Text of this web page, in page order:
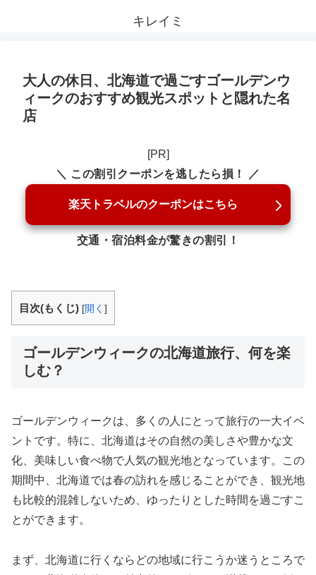
キレイミ
大人の休日、北海道で過ごすゴールデンウ
ィークのおすすめ観光スポットと隠れた名
店
[PR]
＼ この割引クーポンを逃したら損！ ／
楽天トラベルのクーポンはこちら
交通・宿泊料金が驚きの割引！
目次(もくじ) [開く ]
ゴールデンウィークの北海道旅行、何を楽
しむ？
ゴールデンウィークは、多くの人にとって旅行の一大イベ
ントです。特に、北海道はその自然の美しさや豊かな文
化、美味しい食べ物で人気の観光地となっています。この
期間中、北海道では春の訪れを感じることができ、観光地
も比較的混雑しないため、ゆったりとした時間を過ごすこ
とができます。
まず、北海道に行くならどの地域に行こうか迷うところで